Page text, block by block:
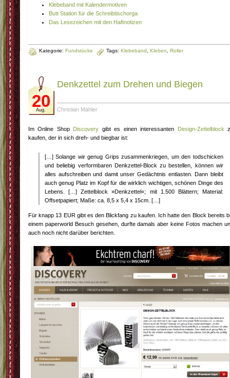
Klebeband mit Kalendermotiven
Butt Station für die Schreibtischorga
Das Lesezeichen mit den Haftnotizen
Kategorie: Fundstücke Tags: Klebeband , Kleben, Roller
20
Aug.
Denkzettel zum Drehen und Biegen
Christian Mähler
Im Online Shop Discovery gibt es einen interessanten Design-Zettelblock
kaufen, der in sich dreh- und biegbar ist:
[…] Solange wir genug Grips zusammenkriegen, um den todschicken
und beliebig verformbaren Denkzettel-Block zu bestellen, können wir
alles aufschreiben und damit unser Gedächtnis entlasten. Dann bleibt
auch genug Platz im Kopf für die wirklich wichtigen, schönen Dinge des
Lebens. […] Zettelblock »Denkzettel«; mit 1.500 Blättern; Material:
Offsetpapiert; Maße: ca. 8,5 x 5,4 x 15cm. […]
Für knapp 13 EUR gibt es den Blickfang zu kaufen. Ich hatte den Block bereits
einem paperworld Besuch gesehen, durfte damals aber keine Fotos machen
auch noch nicht darüber berichten.